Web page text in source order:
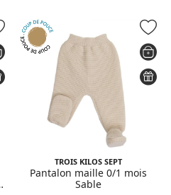
TROIS KILOS SEPT
Pantalon maille 0/1 mois
Sable